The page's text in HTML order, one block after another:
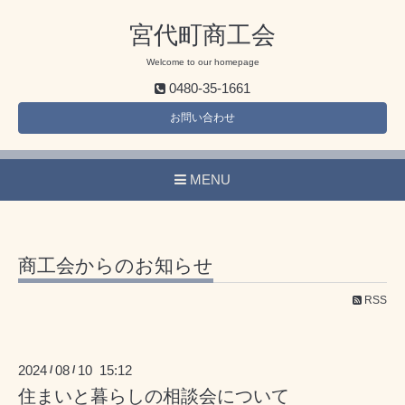
宮代町商工会
Welcome to our homepage
0480-35-1661
お問い合わせ
MENU
商工会からのお知らせ
RSS
2024 /08 / 10 15:12
住まいと暮らしの相談会について